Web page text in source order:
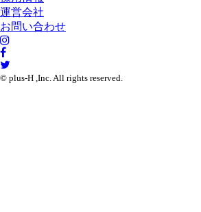
運営会社
お問い合わせ
© plus-H ,Inc. All rights reserved.